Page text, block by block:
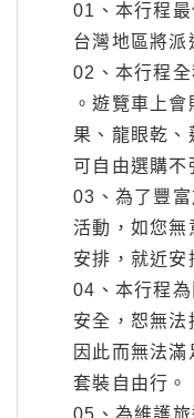
01、本行程最
台灣地區將派
02、本行程
。遊覽車上
果、龍眼乾
可自由選購不
03、為了豐
活動，如您無
安排，就近安
04、本行程
安全，恕無法
因此而無法
套裝自由行。